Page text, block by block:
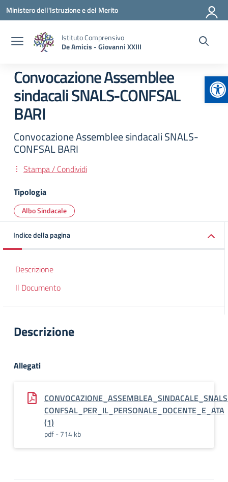
Vai ai contenuti
Vai al menu di navigazione
Vai al footer
Ministero dell'Istruzione e del Merito
Istituto Comprensivo
De Amicis - Giovanni XXIII
Convocazione Assemblee
sindacali SNALS-CONFSAL
BARI
Convocazione Assemblee sindacali SNALS-
CONFSAL BARI
Stampa / Condividi
Tipologia
Albo Sindacale
Indice della pagina
Descrizione
Il Documento
Descrizione
Allegati
CONFSAL_PER_IL_PERSONALE_DOCENTE_E_ATA
(1)
pdf - 714 kb